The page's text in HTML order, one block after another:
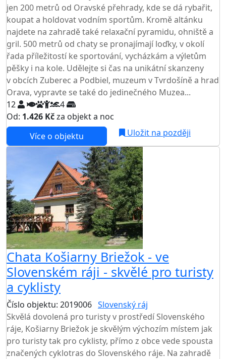
jen 200 metrů od Oravské přehrady, kde se dá rybařit,
koupat a holdovat vodním sportům. Kromě altánku
najdete na zahradě také relaxační pyramidu, ohniště a
gril. 500 metrů od chaty se pronajímají loďky, v okolí
řada příležitostí ke sportování, vycházkám a výletům
pěšky i na kole. Udělejte si čas na unikátní skanzeny
v obcích Zuberec a Podbiel, muzeum v Tvrdošíně a hrad
Orava, vypravte se také do jedinečného Muzea...
12
4
Od: 1.426 Kčza objekt a noc
Více o objektu
Uložit na později
Chata Košiarny Briežok - ve
Slovenském ráji - skvělé pro turisty
a cyklisty
Číslo objektu: 2019006 Slovenský ráj
Skvělá dovolená pro turisty v prostředí Slovenského
ráje, Košiarny Briežok je skvělým výchozím místem jak
pro turisty tak pro cyklisty, přímo z obce vede spousta
značených cyklotras do Slovenského ráje. Na zahradě